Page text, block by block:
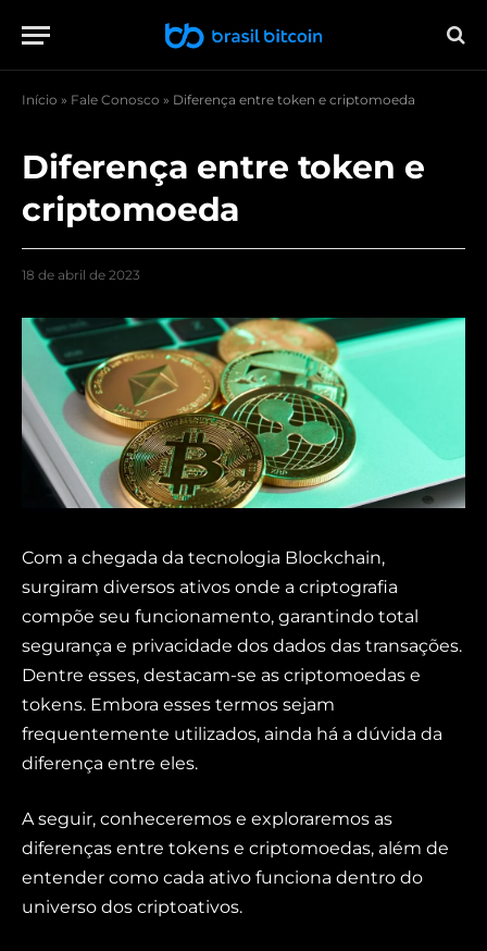
Início » Fale Conosco » Diferença entre token e criptomoeda
Diferença entre token e
criptomoeda
18 de abril de 2023
Com a chegada da tecnologia Blockchain,
surgiram diversos ativos onde a criptografia
compõe seu funcionamento, garantindo total
segurança e privacidade dos dados das transações.
Dentre esses, destacam-se as criptomoedas e
tokens. Embora esses termos sejam
frequentemente utilizados, ainda há a dúvida da
diferença entre eles.
A seguir, conheceremos e exploraremos as
diferenças entre tokens e criptomoedas, além de
entender como cada ativo funciona dentro do
universo dos criptoativos.